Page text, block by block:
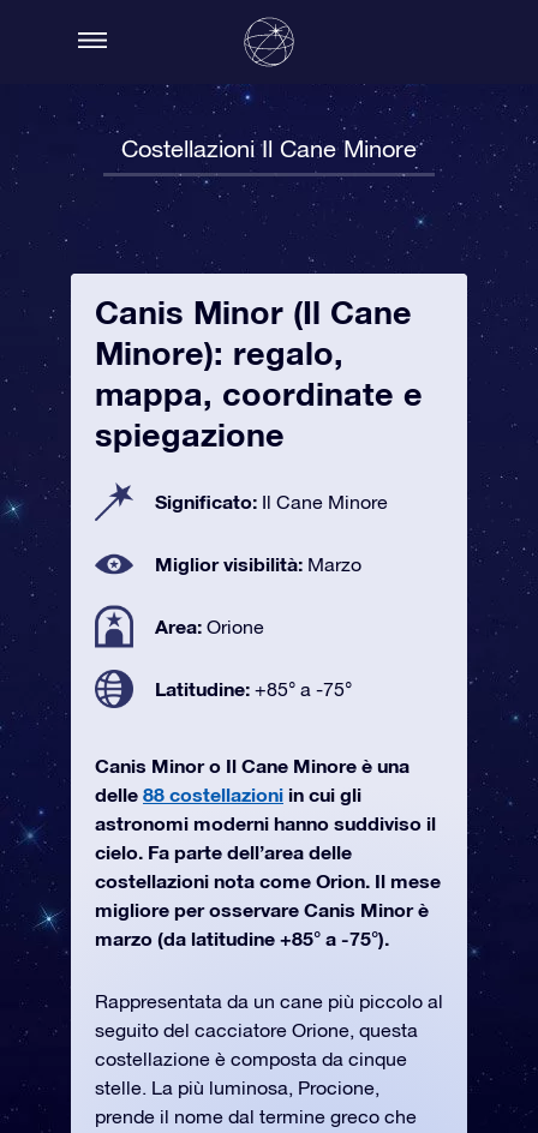
Costellazioni Il Cane Minore
Canis Minor (Il Cane
Minore): regalo,
mappa, coordinate e
spiegazione
Significato: Il Cane Minore
Miglior visibilità: Marzo
Area: Orione
Latitudine: +85° a -75°
Canis Minor o Il Cane Minore è una
delle 88 costellazioni in cui gli
astronomi moderni hanno suddiviso il
cielo. Fa parte dell’area delle
costellazioni nota come Orion. Il mese
migliore per osservare Canis Minor è
marzo (da latitudine +85° a -75°).
Rappresentata da un cane più piccolo al
seguito del cacciatore Orione, questa
costellazione è composta da cinque
stelle. La più luminosa, Procione,
prende il nome dal termine greco che